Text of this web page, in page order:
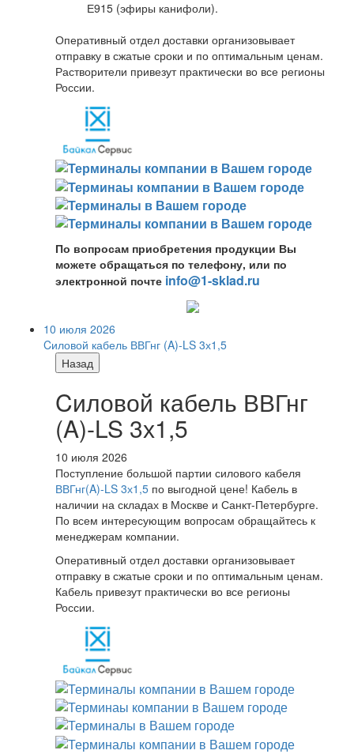
Е915 (эфиры канифоли).
Оперативный отдел доставки организовывает
отправку в сжатые сроки и по оптимальным ценам.
Растворители привезут практически во все регионы
России.
По вопросам приобретения продукции Вы
можете обращаться по телефону, или по
электронной почте info@1-sklad.ru
10 июля 2026
Cиловой кабель ВВГнг (A)-LS 3х1,5
Назад
Cиловой кабель ВВГнг
(A)-LS 3х1,5
10 июля 2026
Поступление большой партии силового кабеля
ВВГнг(A)-LS 3х1,5 по выгодной цене! Кабель в
наличии на складах в Москве и Санкт-Петербурге.
По всем интересующим вопросам обращайтесь к
менеджерам компании.
Оперативный отдел доставки организовывает
отправку в сжатые сроки и по оптимальным ценам.
Кабель привезут практически во все регионы
России.